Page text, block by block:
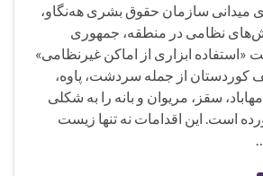
سازمان حقوق بشری هه‌نگاو،
نظامی در منطقه، جمهوری
«استفاده ابزاری از اماکن غیرنظامی»
کوردستان از جمله سردشت، پاوه،
سقز، مریوان و بانه را به شکلی
است. این اقدامات نه تنها زیست